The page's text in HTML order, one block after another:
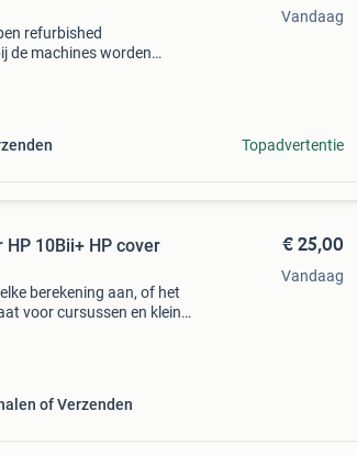
refurbished
de machines worden
Vandaag
Topadvertentie
10Bii+ HP cover
berekening aan, of het
voor cursussen en kleine
of Verzenden
€ 25,00
Vandaag